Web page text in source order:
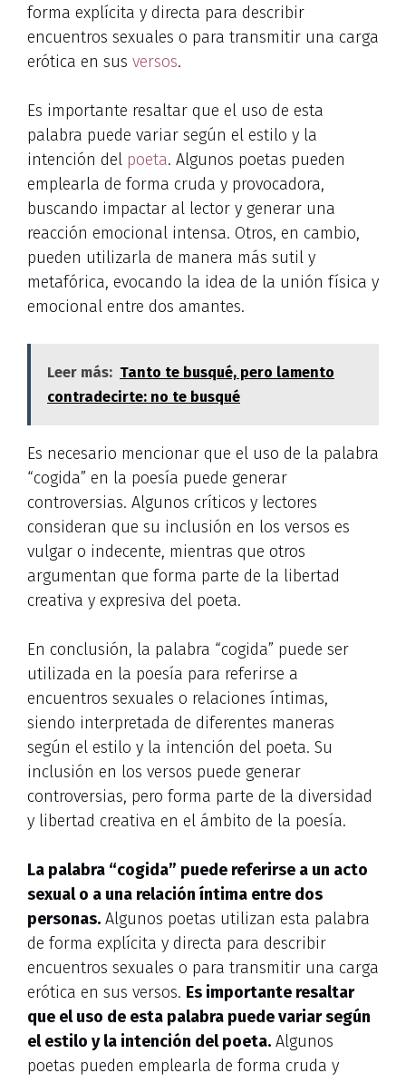
forma explícita y directa para describir
encuentros sexuales o para transmitir una carga
erótica en sus versos.
Es importante resaltar que el uso de esta
palabra puede variar según el estilo y la
intención del poeta. Algunos poetas pueden
emplearla de forma cruda y provocadora,
buscando impactar al lector y generar una
reacción emocional intensa. Otros, en cambio,
pueden utilizarla de manera más sutil y
metafórica, evocando la idea de la unión física y
emocional entre dos amantes.
Leer más: Tanto te busqué, pero lamento
contradecirte: no te busqué
Es necesario mencionar que el uso de la palabra
“cogida” en la poesía puede generar
controversias. Algunos críticos y lectores
consideran que su inclusión en los versos es
vulgar o indecente, mientras que otros
argumentan que forma parte de la libertad
creativa y expresiva del poeta.
En conclusión, la palabra “cogida” puede ser
utilizada en la poesía para referirse a
encuentros sexuales o relaciones íntimas,
siendo interpretada de diferentes maneras
según el estilo y la intención del poeta. Su
inclusión en los versos puede generar
controversias, pero forma parte de la diversidad
y libertad creativa en el ámbito de la poesía.
La palabra “cogida” puede referirse a un acto
sexual o a una relación íntima entre dos
personas. Algunos poetas utilizan esta palabra
de forma explícita y directa para describir
encuentros sexuales o para transmitir una carga
erótica en sus versos. Es importante resaltar
que el uso de esta palabra puede variar según
el estilo y la intención del poeta. Algunos
poetas pueden emplearla de forma cruda y